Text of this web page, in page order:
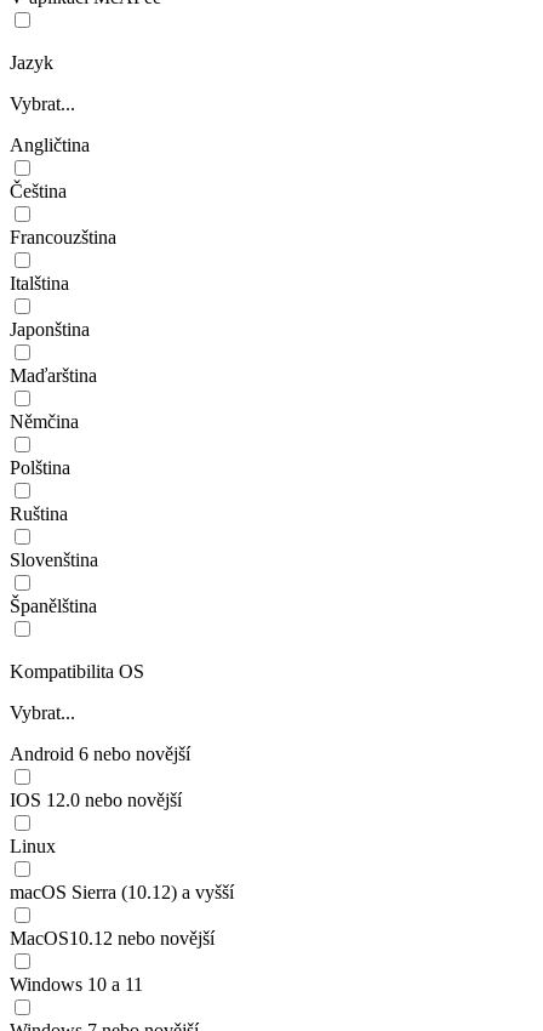
Jazyk
Vybrat...
Angličtina
Čeština
Francouzština
Italština
Japonština
Maďarština
Němčina
Polština
Ruština
Slovenština
Španělština
Kompatibilita OS
Vybrat...
Android 6 nebo novější
IOS 12.0 nebo novější
Linux
macOS Sierra (10.12) a vyšší
MacOS10.12 nebo novější
Windows 10 a 11